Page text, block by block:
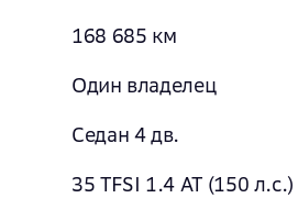
168 685 км
Один владелец
Седан 4 дв.
35 TFSI 1.4 AT (150 л.с.)